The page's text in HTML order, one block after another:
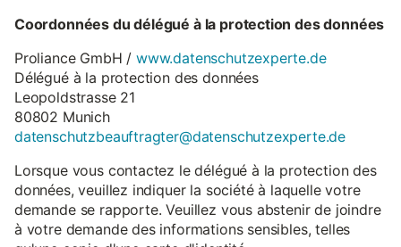
Coordonnées du délégué à la protection des données
Proliance GmbH /www.datenschutzexperte.de
Délégué à la protection des données
Leopoldstrasse 21
80802 Munich
datenschutzbeauftragter@datenschutzexperte.de
Lorsque vous contactez le délégué à la protection des
données, veuillez indiquer la société à laquelle votre
demande se rapporte. Veuillez vous abstenir de joindre
à votre demande des informations sensibles, telles